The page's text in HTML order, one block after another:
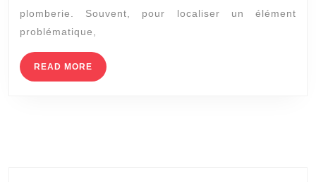
un
plomberie. Souvent, pour localiser un élément
problématique,
READ MORE READ
MORE